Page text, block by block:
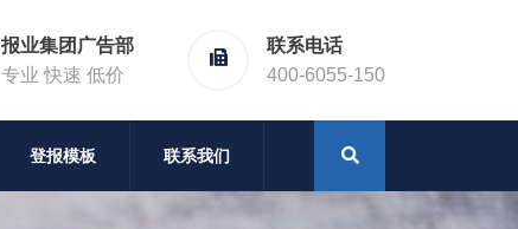
报业集团广告部
专业 快速 低价
联系电话
400-6055-150
登报模板 联系我们